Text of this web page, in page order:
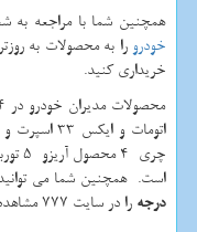
همچنین شما با مراجعه به شعبات 777 می توانید
خودرو
خریداری کنید.
اتومات و ایکس 33 اسپرت و ایکس 55 برای برند
است. همچنین شما می
درجه را در سایت 777 مشاهده کنید .